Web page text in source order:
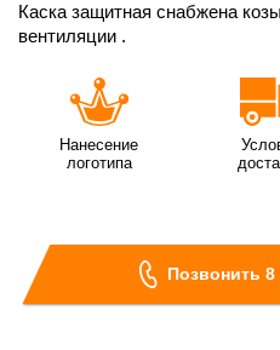
Каска защитная снабжена
вентиляции .
Нанесение
логотипа
Позвонить 8